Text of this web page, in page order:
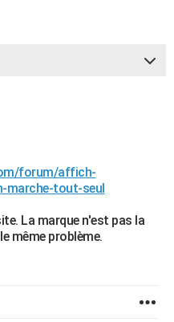
forum/affich-
marche-tout-seul
La marque n'est pas la
même problème.